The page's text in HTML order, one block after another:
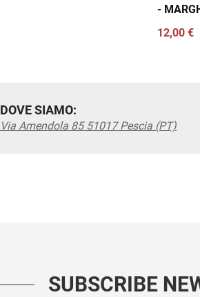
-
12,00 €
DOVE SIAMO:
Via Amendola 85 51017 Pescia (PT)
SUBSCRIBE